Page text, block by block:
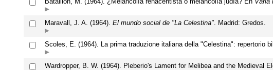
Maravall, J. A. (1964). El mundo social de "La Celestina". Madrid: Gredos.
Scoles, E. (1964). La prima traduzione italiana della "Celestina": repertorio
Wardropper, B. W. (1964). Pleberio's Lament for Melibea and the Medieval